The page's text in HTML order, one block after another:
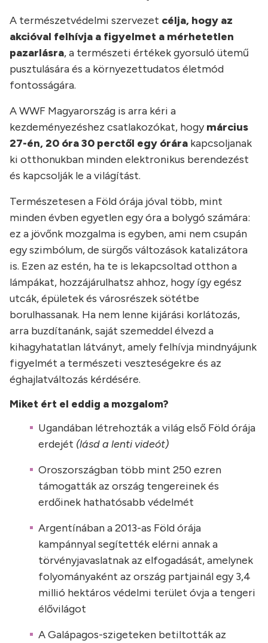
A természetvédelmi szervezet célja, hogy az
akcióval felhívja a figyelmet a mérhetetlen
pazarlásra, a természeti értékek gyorsuló ütemű
pusztulására és a környezettudatos életmód
fontosságára.
A WWF Magyarország is arra kéri a
kezdeményezéshez csatlakozókat, hogymárcius
27-én, 20 óra 30 perctől egy órára kapcsoljanak
ki otthonukban minden elektronikus berendezést
és kapcsolják le a világítást.
Természetesen a Föld órája jóval több, mint
minden évben egyetlen egy óra a bolygó számára:
ez a jövőnk mozgalma is egyben, ami nem csupán
egy szimbólum, de sürgős változások katalizátora
is. Ezen az estén, ha te is lekapcsoltad otthon a
lámpákat, hozzájárulhatsz ahhoz, hogy így egész
utcák, épületek és városrészek sötétbe
borulhassanak. Ha nem lenne kijárási korlátozás,
arra buzdítanánk, saját szemeddel élvezd a
kihagyhatatlan látványt, amely felhívja mindnyájunk
figyelmét a természeti veszteségekre és az
éghajlatváltozás kérdésére.
Miket ért el eddig a mozgalom?
Ugandában létrehozták a világ első Föld órája
erdejét (lásd a lenti videót)
Oroszországban több mint 250 ezren
támogatták az ország tengereinek és
erdőinek hathatósabb védelmét
Argentínában a 2013-as Föld órája
kampánnyal segítették elérni annak a
törvényjavaslatnak az elfogadását, amelynek
folyományaként az ország partjainál egy 3,4
millió hektáros védelmi terület óvja a tengeri
élővilágot
A Galápagos-szigeteken betiltották az